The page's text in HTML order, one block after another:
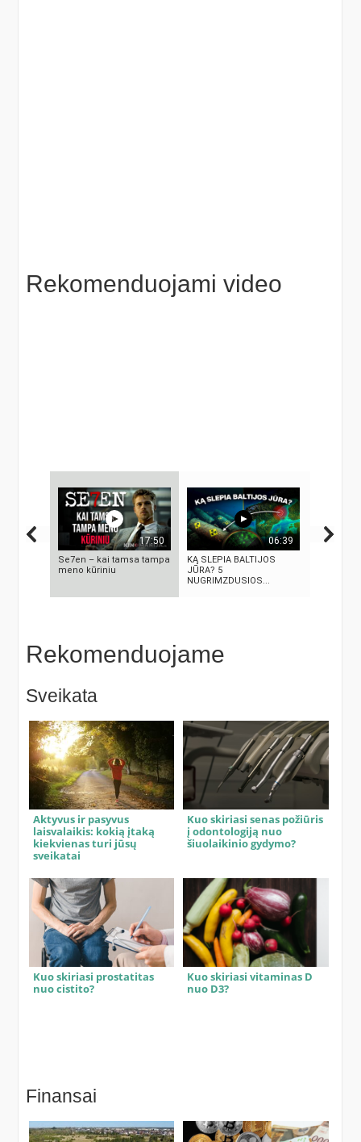
Rekomenduojami video
17:50
Se7en – kai tamsa tampa
meno kūriniu
06:39
KĄ SLEPIA BALTIJOS
JŪRA? 5
NUGRIMZDUSIOS...
Rekomenduojame
Sveikata
Aktyvus ir pasyvus
laisvalaikis: kokią įtaką
kiekvienas turi jūsų
sveikatai
Kuo skiriasi senas požiūris
į odontologiją nuo
šiuolaikinio gydymo?
Kuo skiriasi prostatitas
nuo cistito?
Kuo skiriasi vitaminas D
nuo D3?
Finansai